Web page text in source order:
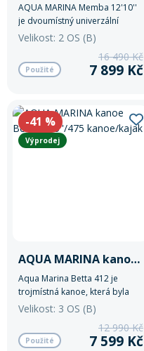
AQUA MARINA Memba 12'10''
je dvoumístný univerzální
nafukovací kajak s nosností do
Velikost: 2 OS (B)
Použité
16 490 Kč
7 899 Kč
-41 %
Výprodej
AQUA MARINA kanoe Betta 15'5''/475 kanoe/kajak
Aqua Marina Betta 412 je
trojmístná kanoe, která byla
navržena s ohledem na
bezpečnost, univerzálnost a
nízkou údržbu.
Velikost: 3 OS (B)
Použité
12 990 Kč
7 599 Kč